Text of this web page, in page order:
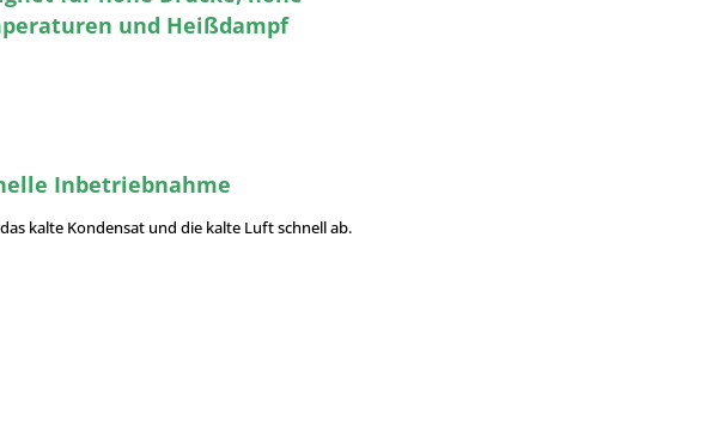
und Heißdampf
Inbetriebnahme
kalte Kondensat und die kalte Luft schnell ab.